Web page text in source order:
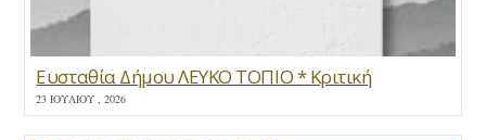
Ευσταθία Δήμου ΛΕΥΚΟ ΤΟΠΙΟ * Κριτική
23 ΙΟΥΛΊΟΥ , 2026